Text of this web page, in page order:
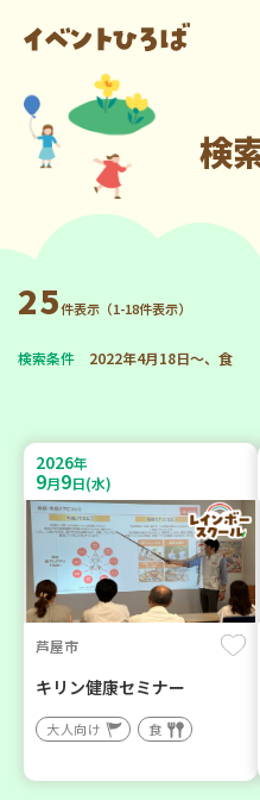
検
25件表示（1-18件表示）
検索条件 2022年4月18日～、食
2026年
9月9日(水)
芦屋市
キリン健康セミナー
大人向け 食